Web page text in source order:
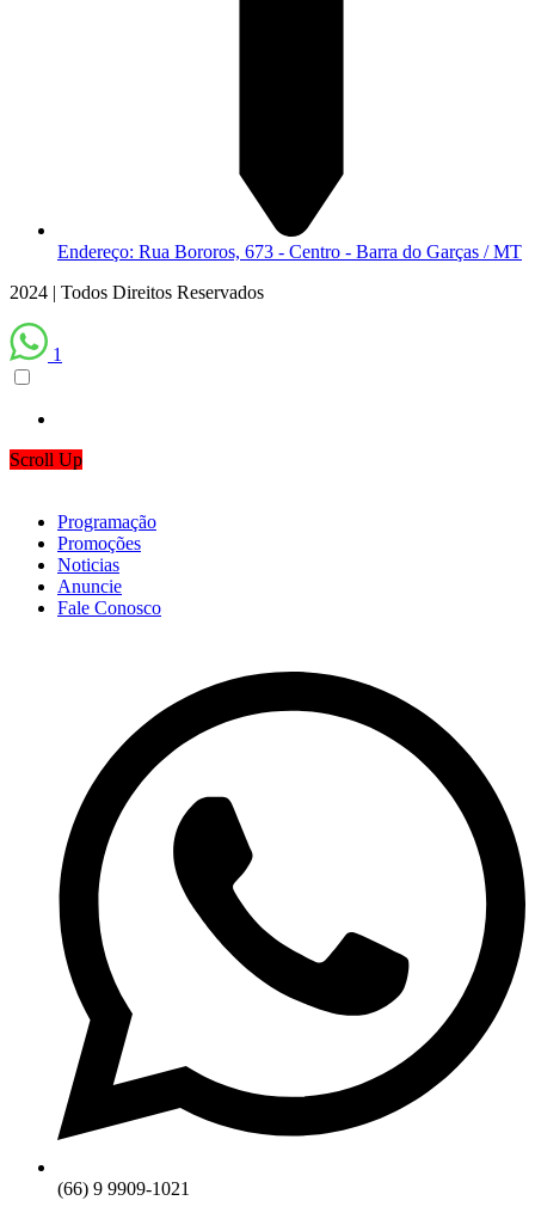
Endereço: Rua Bororos, 673 - Centro - Barra do Garças / MT
2024 | Todos Direitos Reservados
1
Scroll Up
Programação
Promoções
Noticias
Anuncie
Fale Conosco
(66) 9 9909-1021